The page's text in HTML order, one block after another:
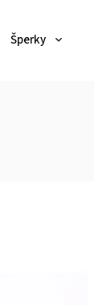
Šperky